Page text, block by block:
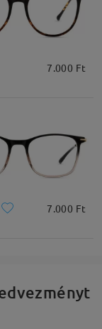
Hídszélesség
18mm/ 0.71in
Ovális
7.000 Ft
7.000 Ft